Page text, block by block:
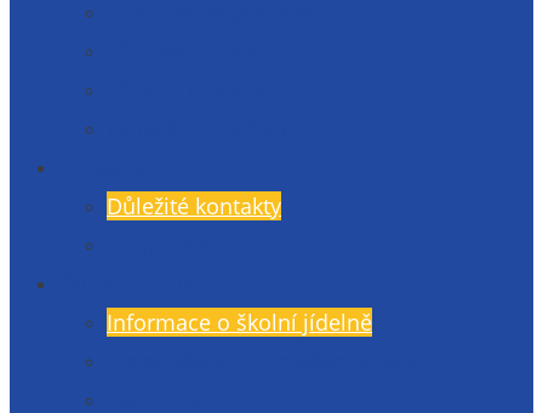
Důležité kontakty
Informace o školní jídelně